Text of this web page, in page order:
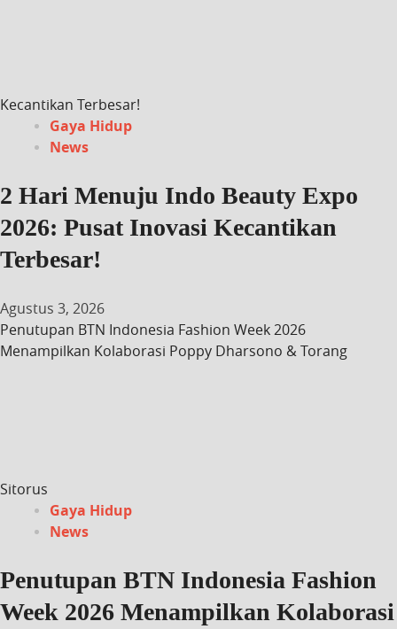
Kecantikan Terbesar!
Gaya Hidup
News
2 Hari Menuju Indo Beauty Expo
2026: Pusat Inovasi Kecantikan
Terbesar!
Agustus 3, 2026
Penutupan BTN Indonesia Fashion Week 2026
Menampilkan Kolaborasi Poppy Dharsono & Torang
Sitorus
Gaya Hidup
News
Penutupan BTN Indonesia Fashion
Week 2026 Menampilkan Kolaborasi